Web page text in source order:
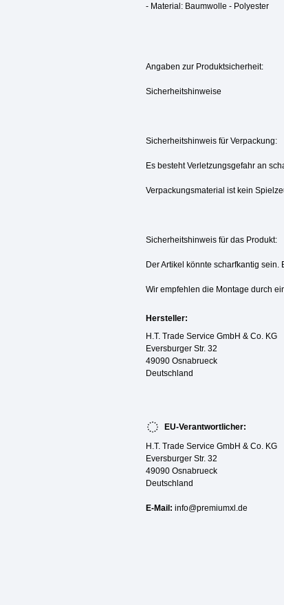
- Material: Baumwolle - Polyester
Angaben zur Produktsicherheit:
Sicherheitshinweise
Sicherheitshinweis für Verpackung:
Es besteht Verletzungsgefahr an
Verpackungsmaterial ist kein
Sicherheitshinweis für das Produkt:
Der Artikel könnte scharfkantig sein.
Wir empfehlen die Montage durch
Hersteller:
H.T. Trade Service GmbH & Co. KG
Eversburger Str. 32
49090 Osnabrueck
Deutschland
EU-Verantwortlicher:
H.T. Trade Service GmbH & Co. KG
Eversburger Str. 32
49090 Osnabrueck
Deutschland
E-Mail: info@premiumxl.de